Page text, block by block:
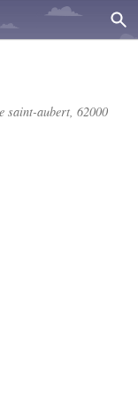
saint-aubert, 62000